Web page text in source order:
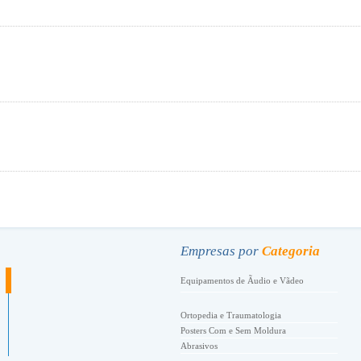
Empresas por Categoria
Equipamentos de Ãudio e Vãdeo
Ortopedia e Traumatologia
Posters Com e Sem Moldura
Abrasivos